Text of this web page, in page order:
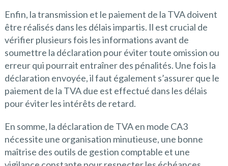
Enfin, la transmission et le paiement de la TVA doivent
être réalisés dans les délais impartis. Il est crucial de
vérifier plusieurs fois les informations avant de
soumettre la déclaration pour éviter toute omission ou
erreur qui pourrait entraîner des pénalités. Une fois la
déclaration envoyée, il faut également s’assurer que le
paiement de la TVA due est effectué dans les délais
pour éviter les intérêts de retard.
En somme, la déclaration de TVA en mode CA3
nécessite une organisation minutieuse, une bonne
maîtrise des outils de gestion comptable et une